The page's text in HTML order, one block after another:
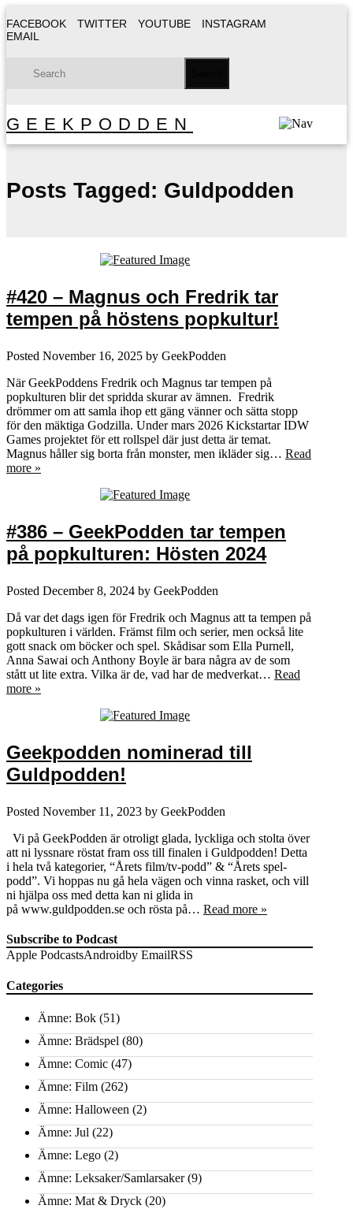
FACEBOOK TWITTER YOUTUBE
INSTAGRAM
EMAIL
GEEKPODDEN
Posts Tagged: Guldpodden
#420 – Magnus och Fredrik tar
tempen på höstens popkultur!
Posted November 16, 2025 by GeekPodden
När GeekPoddens Fredrik och Magnus tar tempen på
popkulturen blir det spridda skurar av ämnen. Fredrik
drömmer om att samla ihop ett gäng vänner och sätta stopp
för den mäktiga Godzilla. Under mars 2026 Kickstartar IDW
Games projektet för ett rollspel där just detta är temat.
Magnus håller sig borta från monster, men ikläder sig… Read
more »
#386 – GeekPodden tar tempen
på popkulturen: Hösten 2024
Posted December 8, 2024 by GeekPodden
Då var det dags igen för Fredrik och Magnus att ta tempen på
popkulturen i världen. Främst film och serier, men också lite
gott snack om böcker och spel. Skådisar som Ella Purnell,
Anna Sawai och Anthony Boyle är bara några av de som
stått ut lite extra. Vilka är de, vad har de medverkat… Read
more »
Geekpodden nominerad till
Guldpodden!
Posted November 11, 2023 by GeekPodden
Vi på GeekPodden är otroligt glada, lyckliga och stolta över
att ni lyssnare röstat fram oss till finalen i Guldpodden! Detta
i hela två kategorier, “Årets film/tv-podd” & “Årets spel-
podd”. Vi hoppas nu gå hela vägen och vinna rasket, och vill
ni hjälpa oss med detta kan ni glida in
på www.guldpodden.se och rösta på… Read more »
Subscribe to Podcast
Apple PodcastsAndroidby EmailRSS
Categories
Ämne: Bok (51)
Ämne: Brädspel (80)
Ämne: Comic (47)
Ämne: Film (262)
Ämne: Halloween (2)
Ämne: Jul (22)
Ämne: Lego (2)
Ämne: Leksaker/Samlarsaker(9)
Ämne: Mat & Dryck (20)